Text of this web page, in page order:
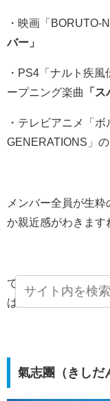
・映画「BORUTO-
バー」
・PS4「ナルト疾
ープニング楽曲
「
・テレビアニメ「
GENERATIONS」
メンバー全員が生粋
か親近感がわきます
ですのでジャンプミ
は上記のナルトの曲
氣志團（きしだ